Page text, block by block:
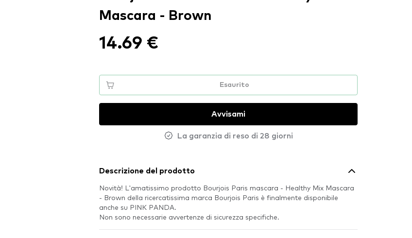
Mascara - Brown
14.69 €
Esaurito
Avvisami
La garanzia di reso di 28 giorni
Descrizione del prodotto
Novità! L'amatissimo prodotto Bourjois Paris mascara - Healthy Mix Mascara
- Brown della ricercatissima marca Bourjois Paris è finalmente disponibile
anche su PINK PANDA.
Non sono necessarie avvertenze di sicurezza specifiche.